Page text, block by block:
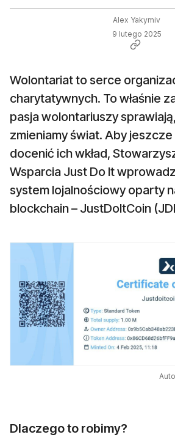
Alex Yakymiv
9 lutego 2025
Wolontariat to serce
charytatywnych. To właśnie
pasja wolontariuszy
zmieniamy świat. Aby
docenić ich wkład,
Wsparcia Just Do It
system lojalnościowy oparty
blockchain – JustDoItCoin
Dlaczego to robimy?